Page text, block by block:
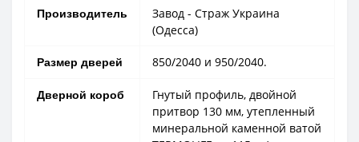
Производитель
Завод - Страж Украина
(Одесса)
Размер дверей 850/2040 и 950/2040.
Дверной короб
Гнутый профиль, двойной
притвор 130 мм, утепленный
минеральной каменной ватой